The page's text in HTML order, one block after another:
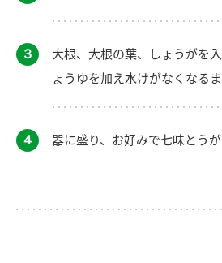
３
大根、大根の葉、しょうがを
ょうゆを加え水けがなくなるま
４ 器に盛り、お好みで七味とう